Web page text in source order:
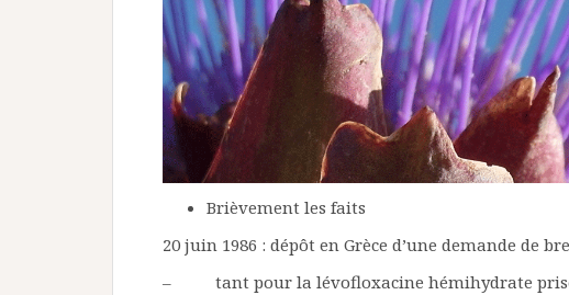
Brièvement les faits
20 juin 1986 : dépôt en Grèce d’une demande de
– tant pour la lévofloxacine hémihydrate